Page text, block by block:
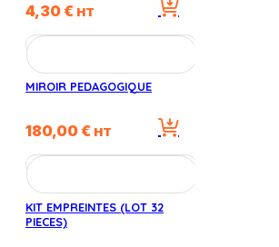
4,30€ HT
MIROIR PEDAGOGIQUE
180,00€ HT
KIT EMPREINTES (LOT 32
PIECES)